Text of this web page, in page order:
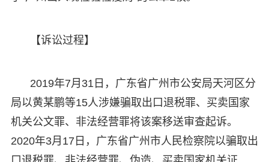
【诉讼过程】
2019年7月31日，广东省广州市公安局天河区分
局以黄某鹏等15人涉嫌骗取出口退税罪、买卖国家
机关公文罪、非法经营罪将该案移送审查起诉。
2020年3月17日，广东省广州市人民检察院以骗取出